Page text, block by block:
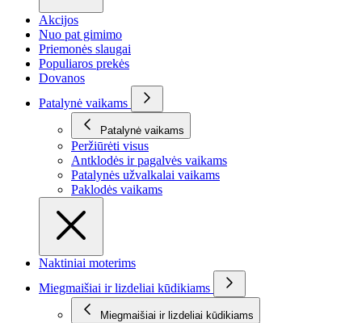
Akcijos
Nuo pat gimimo
Priemonės slaugai
Populiaros prekės
Dovanos
Patalynė vaikams
Patalynė vaikams
Peržiūrėti visus
Antklodės ir pagalvės vaikams
Patalynės užvalkalai vaikams
Paklodės vaikams
Naktiniai moterims
Miegmaišiai ir lizdeliai kūdikiams
Miegmaišiai ir lizdeliai kūdikiams